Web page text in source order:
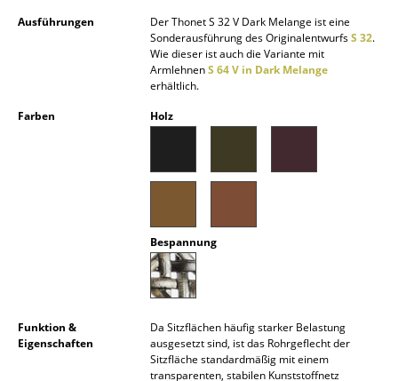
Figuren & Miniaturen
Tabletts
Aufbewahrungsboxen
Vorhänge
... alle Accessoires
Ausführungen
Der Thonet S 32 V Dark Melange ist eine
Sonderausführung des OriginalentwurfsS 32.
Wie dieser ist auch die Variante mit
ArmlehnenS 64 V in Dark Melange
erhältlich.
Farben
Holz
Bespannung
Funktion &
Eigenschaften
Da Sitzflächen häufig starker Belastung
ausgesetzt sind, ist das Rohrgeflecht der
Sitzfläche standardmäßig mit einem
transparenten, stabilen Kunststoffnetz